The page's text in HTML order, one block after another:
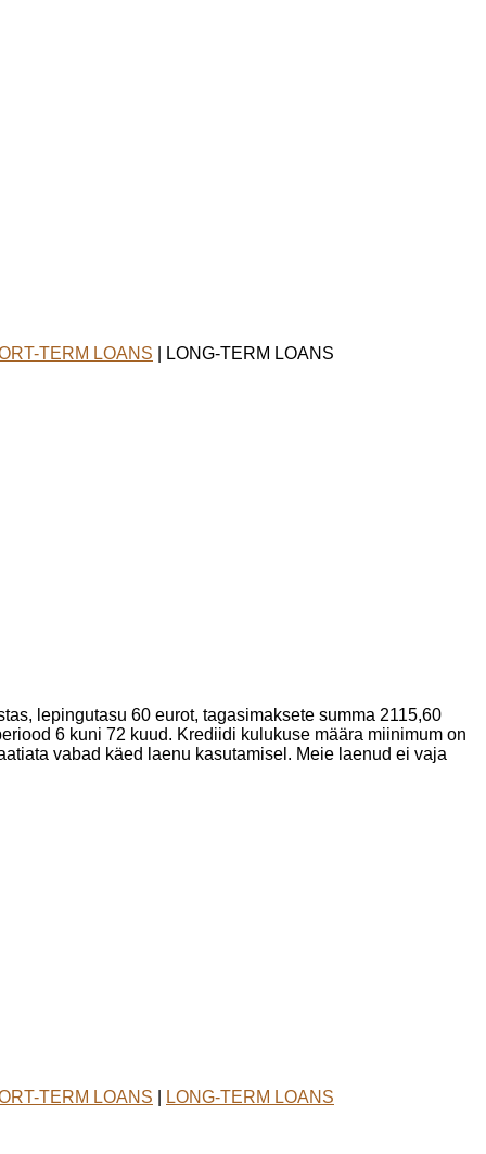
TERM LOANS | LONG-TERM LOANS
lepingutasu 60 eurot, tagasimaksete summa 2115,60
6 kuni 72 kuud. Krediidi kulukuse määra miinimum on
vabad käed laenu kasutamisel. Meie laenud ei vaja
TERM LOANS LONG-TERM LOANS